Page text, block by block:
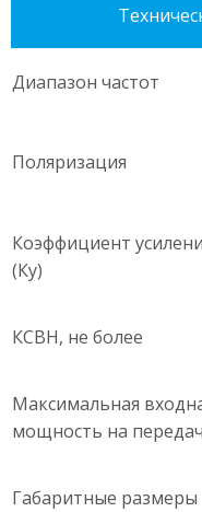
Диапазон частот
Поляризация
Коэффициент
(Ку)
КСВН, не более
Максимальная
мощность на
Габаритные размеры